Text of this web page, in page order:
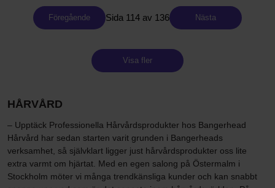
Föregående Sida 114 av 136 Nästa
Visa fler
HÅRVÅRD
– Upptäck Professionella Hårvårdsprodukter hos Bangerhead
Hårvård har sedan starten varit grunden i Bangerheads
verksamhet, så självklart ligger just hårvårdsprodukter oss lite
extra varmt om hjärtat. Med en egen salong på Östermalm i
Stockholm möter vi många trendkänsliga kunder och kan snabbt